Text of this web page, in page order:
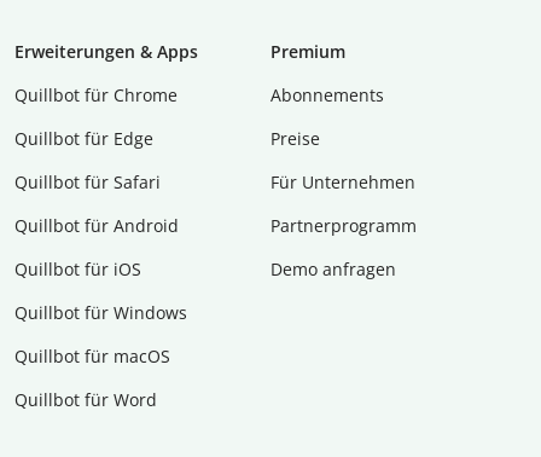
Erweiterungen & Apps
Quillbot für Chrome
Quillbot für Edge
Quillbot für Safari
Quillbot für Android
Quillbot für iOS
Quillbot für Windows
Quillbot für macOS
Quillbot für Word
Premium
Abon­ne­ments
Preise
Für Unternehmen
Partnerprogramm
Demo anfragen